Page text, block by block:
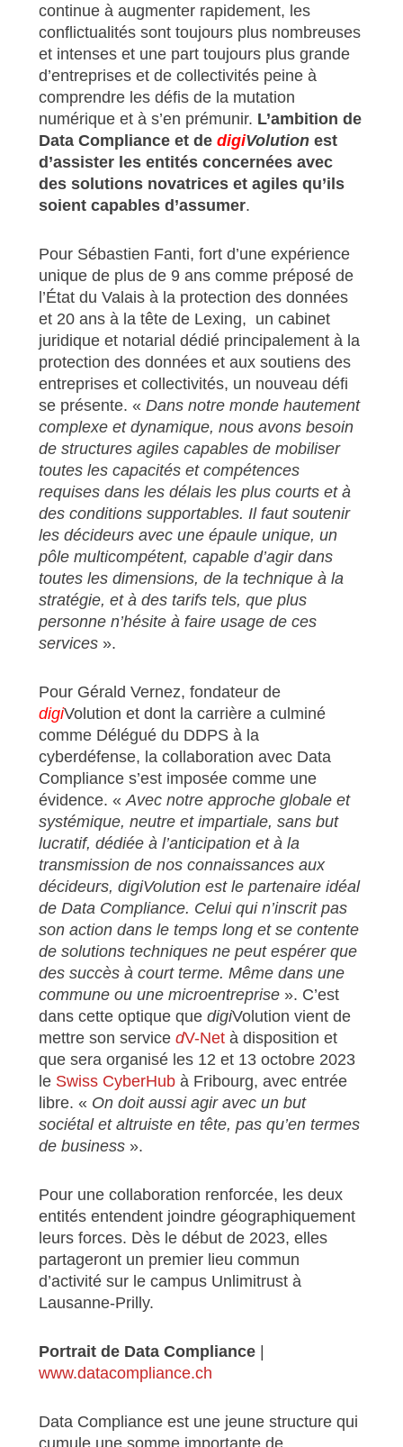
continue à augmenter rapidement, les
conflictualités sont toujours plus nombreuses
et intenses et une part toujours plus grande
d’entreprises et de collectivités peine à
comprendre les défis de la mutation
numérique et à s’en prémunir. L’ambition de
Data Compliance et de digiVolutionest
d’assister les entités concernées avec
des solutions novatrices et agiles qu’ils
soient capables d’assumer.
Pour Sébastien Fanti, fort d’une expérience
unique de plus de 9 ans comme préposé de
l’État du Valais à la protection des données
et 20 ans à la tête de Lexing, un cabinet
juridique et notarial dédié principalement à la
protection des données et aux soutiens des
entreprises et collectivités, un nouveau défi
se présente. « Dans notre monde hautement
complexe et dynamique, nous avons besoin
de structures agiles capables de mobiliser
toutes les capacités et compétences
requises dans les délais les plus courts et à
des conditions supportables. Il faut soutenir
les décideurs avec une épaule unique, un
pôle multicompétent, capable d’agir dans
toutes les dimensions, de la technique à la
stratégie, et à des tarifs tels, que plus
personne n’hésite à faire usage de ces
services».
Pour Gérald Vernez, fondateur de
digiVolution et dont la carrière a culminé
comme Délégué du DDPS à la
cyberdéfense, la collaboration avec Data
Compliance s’est imposée comme une
évidence. « Avec notre approche globale et
systémique, neutre et impartiale, sans but
lucratif, dédiée à l’anticipation et à la
transmission de nos connaissances aux
décideurs, digiVolution est le partenaire idéal
de Data Compliance. Celui qui n’inscrit pas
son action dans le temps long et se contente
de solutions techniques ne peut espérer que
des succès à court terme. Même dans une
commune ou une microentreprise». C’est
dans cette optique que digiVolution vient de
mettre son service dV-Netà disposition et
que sera organisé les 12 et 13 octobre 2023
le Swiss CyberHubà Fribourg, avec entrée
libre. « On doit aussi agir avec un but
sociétal et altruiste en tête, pas qu’en termes
de business ».
Pour une collaboration renforcée, les deux
entités entendent joindre géographiquement
leurs forces. Dès le début de 2023, elles
partageront un premier lieu commun
d’activité sur le campus Unlimitrust à
Lausanne-Prilly.
Portrait de Data Compliance|
www.datacompliance.ch
Data Compliance est une jeune structure qui
cumule une somme importante de